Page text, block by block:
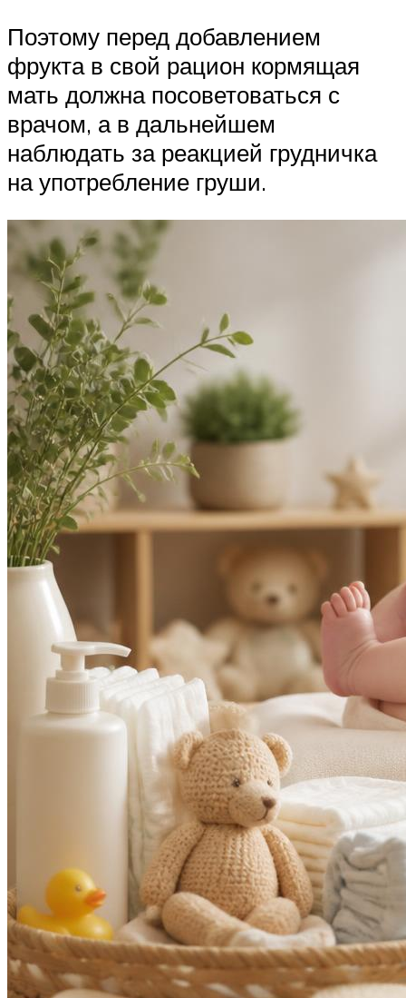
Поэтому перед добавлением
фрукта в свой рацион кормящая
мать должна посоветоваться с
врачом, а в дальнейшем
наблюдать за реакцией грудничка
на употребление груши.